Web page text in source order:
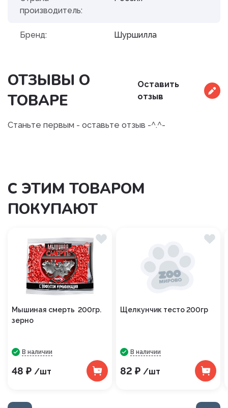
производитель:
Бренд: Шуршилла
ОТЗЫВЫ О
ТОВАРЕ
Оставить
отзыв
Станьте первым - оставьте отзыв -^.^-
С ЭТИМ ТОВАРОМ
ПОКУПАЮТ
Мышиная смерть 200гр.
зерно
В наличии
48 ₽ /шт
Щелкунчик тесто 200гр
В наличии
82 ₽ /шт